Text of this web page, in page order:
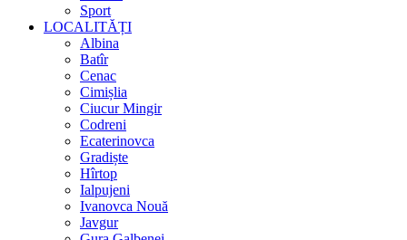
Sport
LOCALITĂȚI
Albina
Batîr
Cenac
Cimișlia
Ciucur Mingir
Codreni
Ecaterinovca
Gradiște
Hîrtop
Ialpujeni
Ivanovca Nouă
Javgur